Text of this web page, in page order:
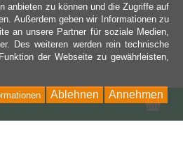
anbieten zu können und die Zugriffe auf
Außerdem geben wir Informationen zu
an unsere Partner für soziale Medien,
Des weiteren werden rein technische
der Webseite zu gewährleisten,
Annehmen
Ablehnen